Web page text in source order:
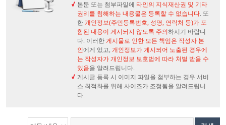
본문 또는 첨부파일에 타인의 지식재산권 및 기타
권리를 침해하는 내용물은 등록할 수 없습니다. 또
한 개인정보(주민등록번호, 성명, 연락처 등)가 포
함된 내용이 게시되지 않도록 주의 하시기 바랍니
다. 이러한 게시물로 인한 모든 책임은 작성자 본
인에게 있고, 개인정보가 게시되어 노출된 경우에
는 작성자가 개인정보 보호법에 따라 처벌 받을 수
있음을 알려드립니다.
게시글 등록 시 이미지 파일을 첨부하는 경우 서비
스 최적화를 위해 사이즈가 조정됨을 알려드립니
다.